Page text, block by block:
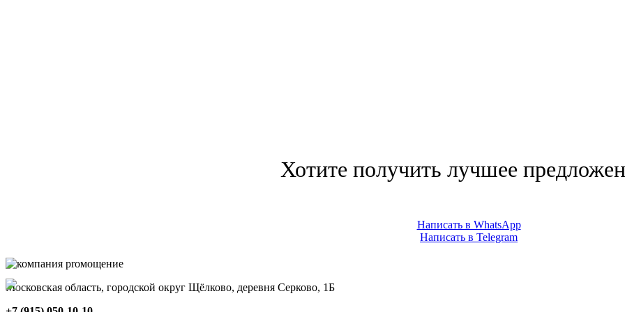
Хотите получить лучшее
Написать в WhatsApp
Написать в Telegram
Московская область, городской округ Щёлково, деревня Серково, 1Б